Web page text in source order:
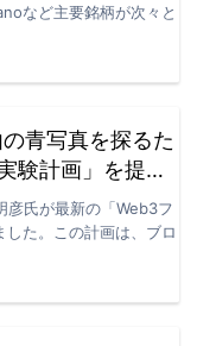
など主要銘柄が次々と
青写真を探るた
験計画」を提案
彦氏が最新の「Web3フ
た。この計画は、ブロ